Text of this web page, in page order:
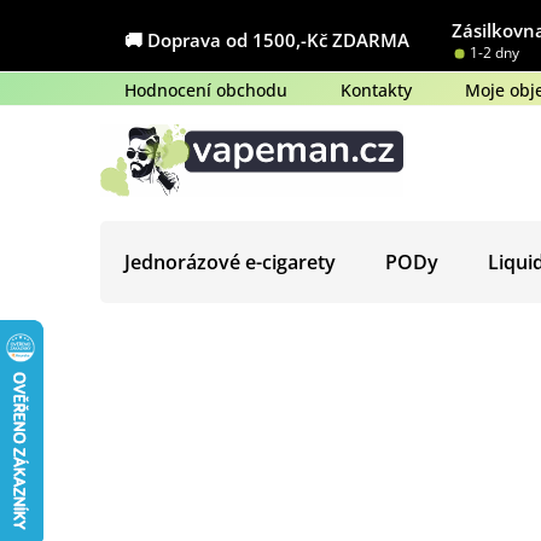
obsah
🚚 Doprava od 1500,-Kč ZDARMA
1-2 dny
Hodnocení obchodu Kontakty Moje
Jednorázové e-cigarety PODy